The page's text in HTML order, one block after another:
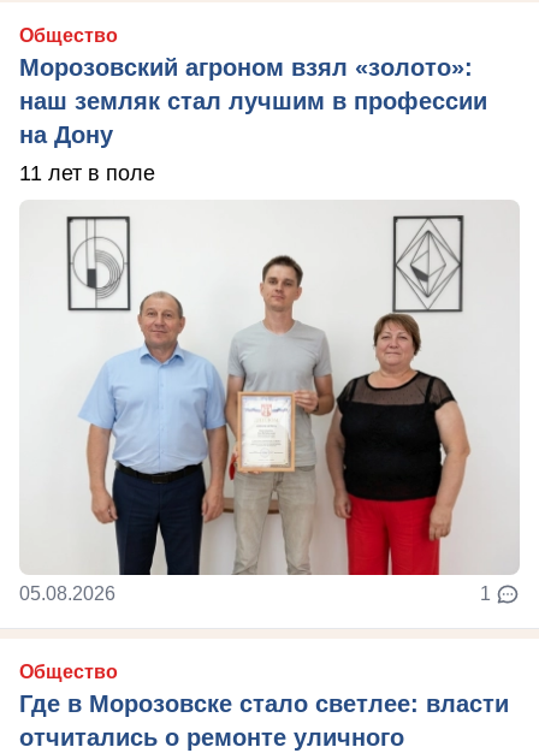
Общество
Морозовский агроном взял «золото»:
наш земляк стал лучшим в профессии
на Дону
11 лет в поле
05.08.2026 1
Общество
Где в Морозовске стало светлее: власти
отчитались о ремонте уличного